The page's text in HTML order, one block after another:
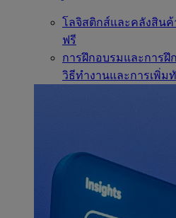
โลจิสติกส์และคลังสินค้
ฟรี
การฝึกอบรมและการฝึ
วิธีทำงานและการเพิ่ม